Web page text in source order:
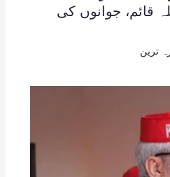
قائم، جوانوں کی
ترین